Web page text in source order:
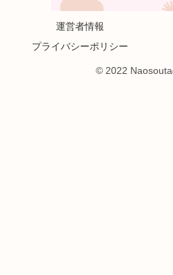
運営者情報
プライバシーポリシー
© 2022 Naosouta